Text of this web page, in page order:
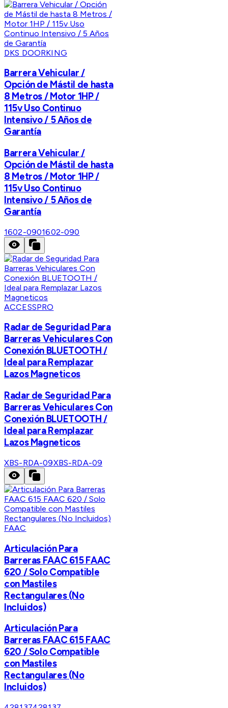
DKS DOORKING
Barrera Vehicular /
Opción de Mástil de hasta
8 Metros / Motor 1HP /
115v Uso Continuo
Intensivo / 5 Años de
Garantía
Barrera Vehicular /
Opción de Mástil de hasta
8 Metros / Motor 1HP /
115v Uso Continuo
Intensivo / 5 Años de
Garantía
1602-0901602-090
ACCESSPRO
Radar de Seguridad Para
Barreras Vehiculares Con
Conexión BLUETOOTH /
Ideal para Remplazar
Lazos Magneticos
Radar de Seguridad Para
Barreras Vehiculares Con
Conexión BLUETOOTH /
Ideal para Remplazar
Lazos Magneticos
XBS-RDA-09XBS-RDA-09
FAAC
Articulación Para
Barreras FAAC 615 FAAC
620 / Solo Compatible
con Mastiles
Rectangulares (No
Incluidos)
Articulación Para
Barreras FAAC 615 FAAC
620 / Solo Compatible
con Mastiles
Rectangulares (No
Incluidos)